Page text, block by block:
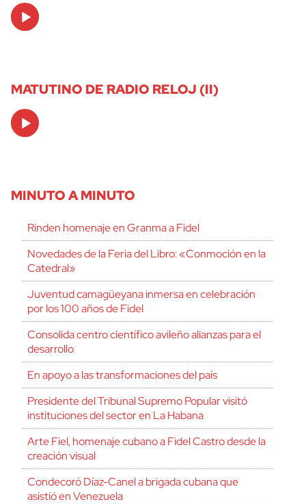
Audio
Player
MATUTINO DE RADIO RELOJ (II)
Audio
Player
MINUTO A MINUTO
Rinden homenaje en Granma a Fidel
Novedades de la Feria del Libro: «Conmoción en la
Catedral»
Juventud camagüeyana inmersa en celebración
por los 100 años de Fidel
Consolida centro científico avileño alianzas para el
desarrollo
En apoyo a las transformaciones del país
Presidente del Tribunal Supremo Popular visitó
instituciones del sector en La Habana
Arte Fiel, homenaje cubano a Fidel Castro desde la
creación visual
Condecoró Díaz-Canel a brigada cubana que
asistió en Venezuela